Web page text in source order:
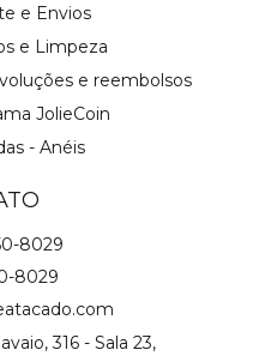
e Envios
e Limpeza
e reembolsos
JolieCoin
- Anéis
8029
8029
316 - Sala 23,